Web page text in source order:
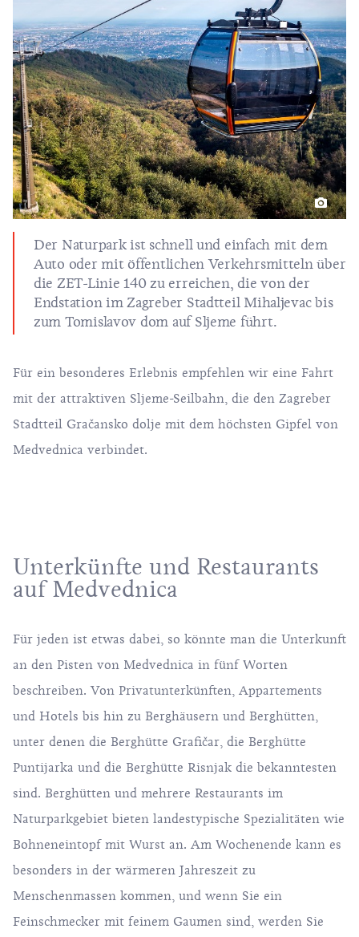
Der Naturpark ist schnell und einfach mit dem
Auto oder mit öffentlichen Verkehrsmitteln über
die ZET-Linie 140 zu erreichen, die von der
Endstation im Zagreber Stadtteil Mihaljevac bis
zum Tomislavov dom auf Sljeme führt.
Für ein besonderes Erlebnis empfehlen wir eine Fahrt
mit der attraktiven Sljeme-Seilbahn, die den Zagreber
Stadtteil Gračansko dolje mit dem höchsten Gipfel von
Medvednica verbindet.
Unterkünfte und Restaurants
auf Medvednica
Für jeden ist etwas dabei, so könnte man die Unterkunft
an den Pisten von Medvednica in fünf Worten
beschreiben. Von Privatunterkünften, Appartements
und Hotels bis hin zu Berghäusern und Berghütten,
unter denen die Berghütte Grafičar, die Berghütte
Puntijarka und die Berghütte Risnjak die bekanntesten
sind. Berghütten und mehrere Restaurants im
Naturparkgebiet bieten landestypische Spezialitäten wie
Bohneneintopf mit Wurst an. Am Wochenende kann es
besonders in der wärmeren Jahreszeit zu
Menschenmassen kommen, und wenn Sie ein
Feinschmecker mit feinem Gaumen sind, werden Sie